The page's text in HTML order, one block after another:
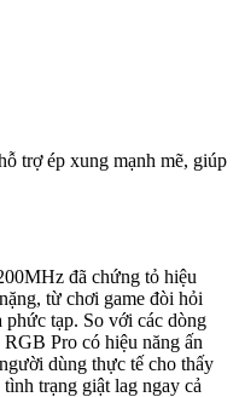
trợ ép xung mạnh mẽ, giúp
đã chứng tỏ hiệu
từ chơi game đòi hỏi
phức tạp. So với các dòng
Pro có hiệu năng ấn
dùng thực tế cho thấy
trạng giật lag ngay cả